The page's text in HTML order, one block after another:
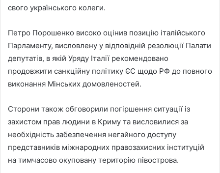
свого українського колеги.
Петро Порошенко високо оцінив позицію італійського
Парламенту, висловлену у відповідній резолюції Палати
депутатів, в якій Уряду Італії рекомендовано
продовжити санкційну політику ЄС щодо РФ до повного
виконання Мінських домовленостей.
Сторони також обговорили погіршення ситуації із
захистом прав людини в Криму та висловилися за
необхідність забезпечення негайного доступу
представників міжнародних правозахисних інституцій
на тимчасово окуповану територію півострова.